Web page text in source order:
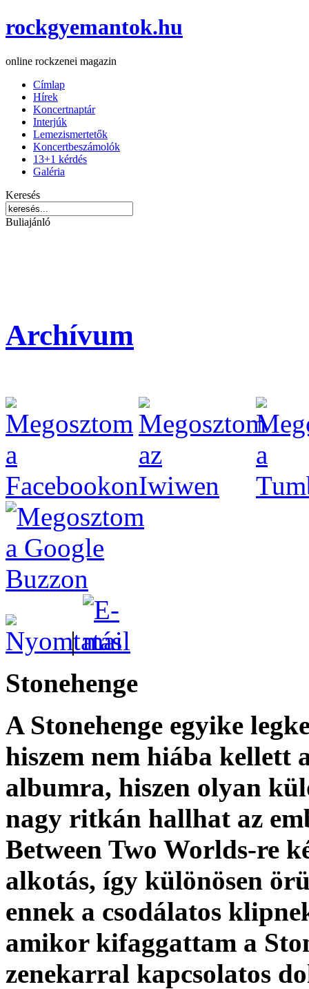
rockgyemantok.hu
online rockzenei magazin
Címlap
Hírek
Koncertnaptár
Interjúk
Lemezismertetők
Koncertbeszámolók
13+1 kérdés
Galéria
Keresés
Buliajánló
Archívum
|
Stonehenge
A Stonehenge egyike
hiszem nem hiába kellett
albumra, hiszen olyan
nagy ritkán hallhat az
Between Two Worlds-re
alkotás, így különösen
ennek a csodálatos
amikor kifaggattam a
zenekarral kapcsolatos